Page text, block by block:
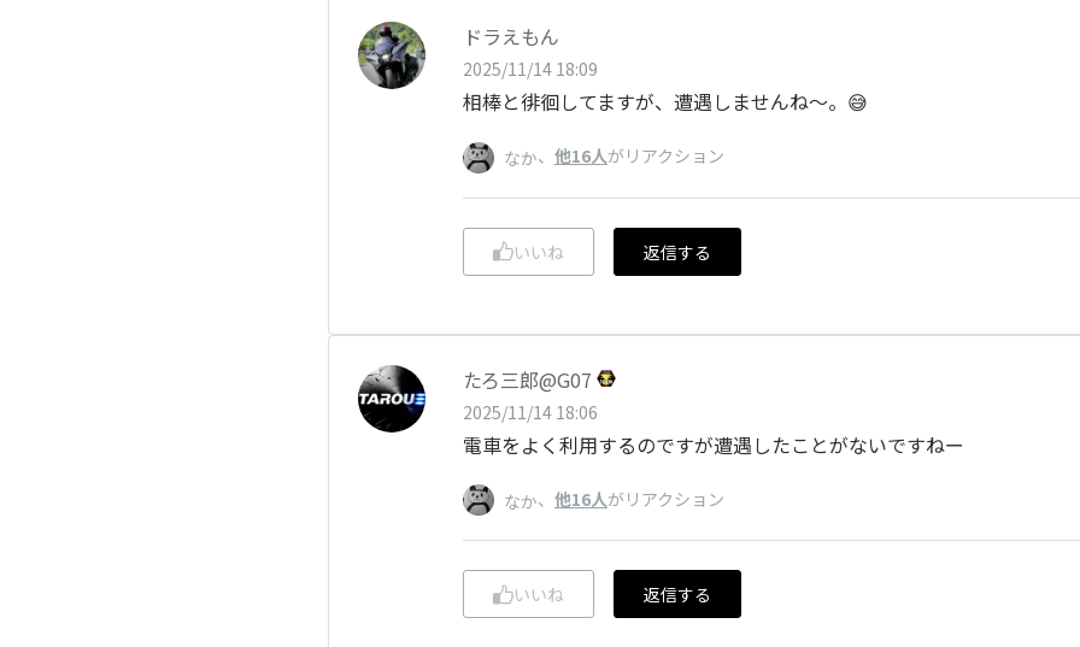
ドラえもん
2025/11/14 18:09
相棒と徘徊してますが、遭遇しませんね〜。😅
なか、 他16人がリアクション
いいね 返信する
たろ三郎@G07
2025/11/14 18:06
電車をよく利用するのですが遭遇したことがないですねー
なか、 他16人がリアクション
いいね 返信する